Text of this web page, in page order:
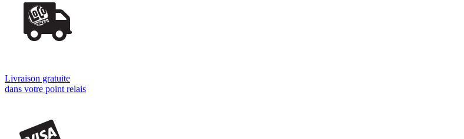
Livraison gratuite
dans votre point relais